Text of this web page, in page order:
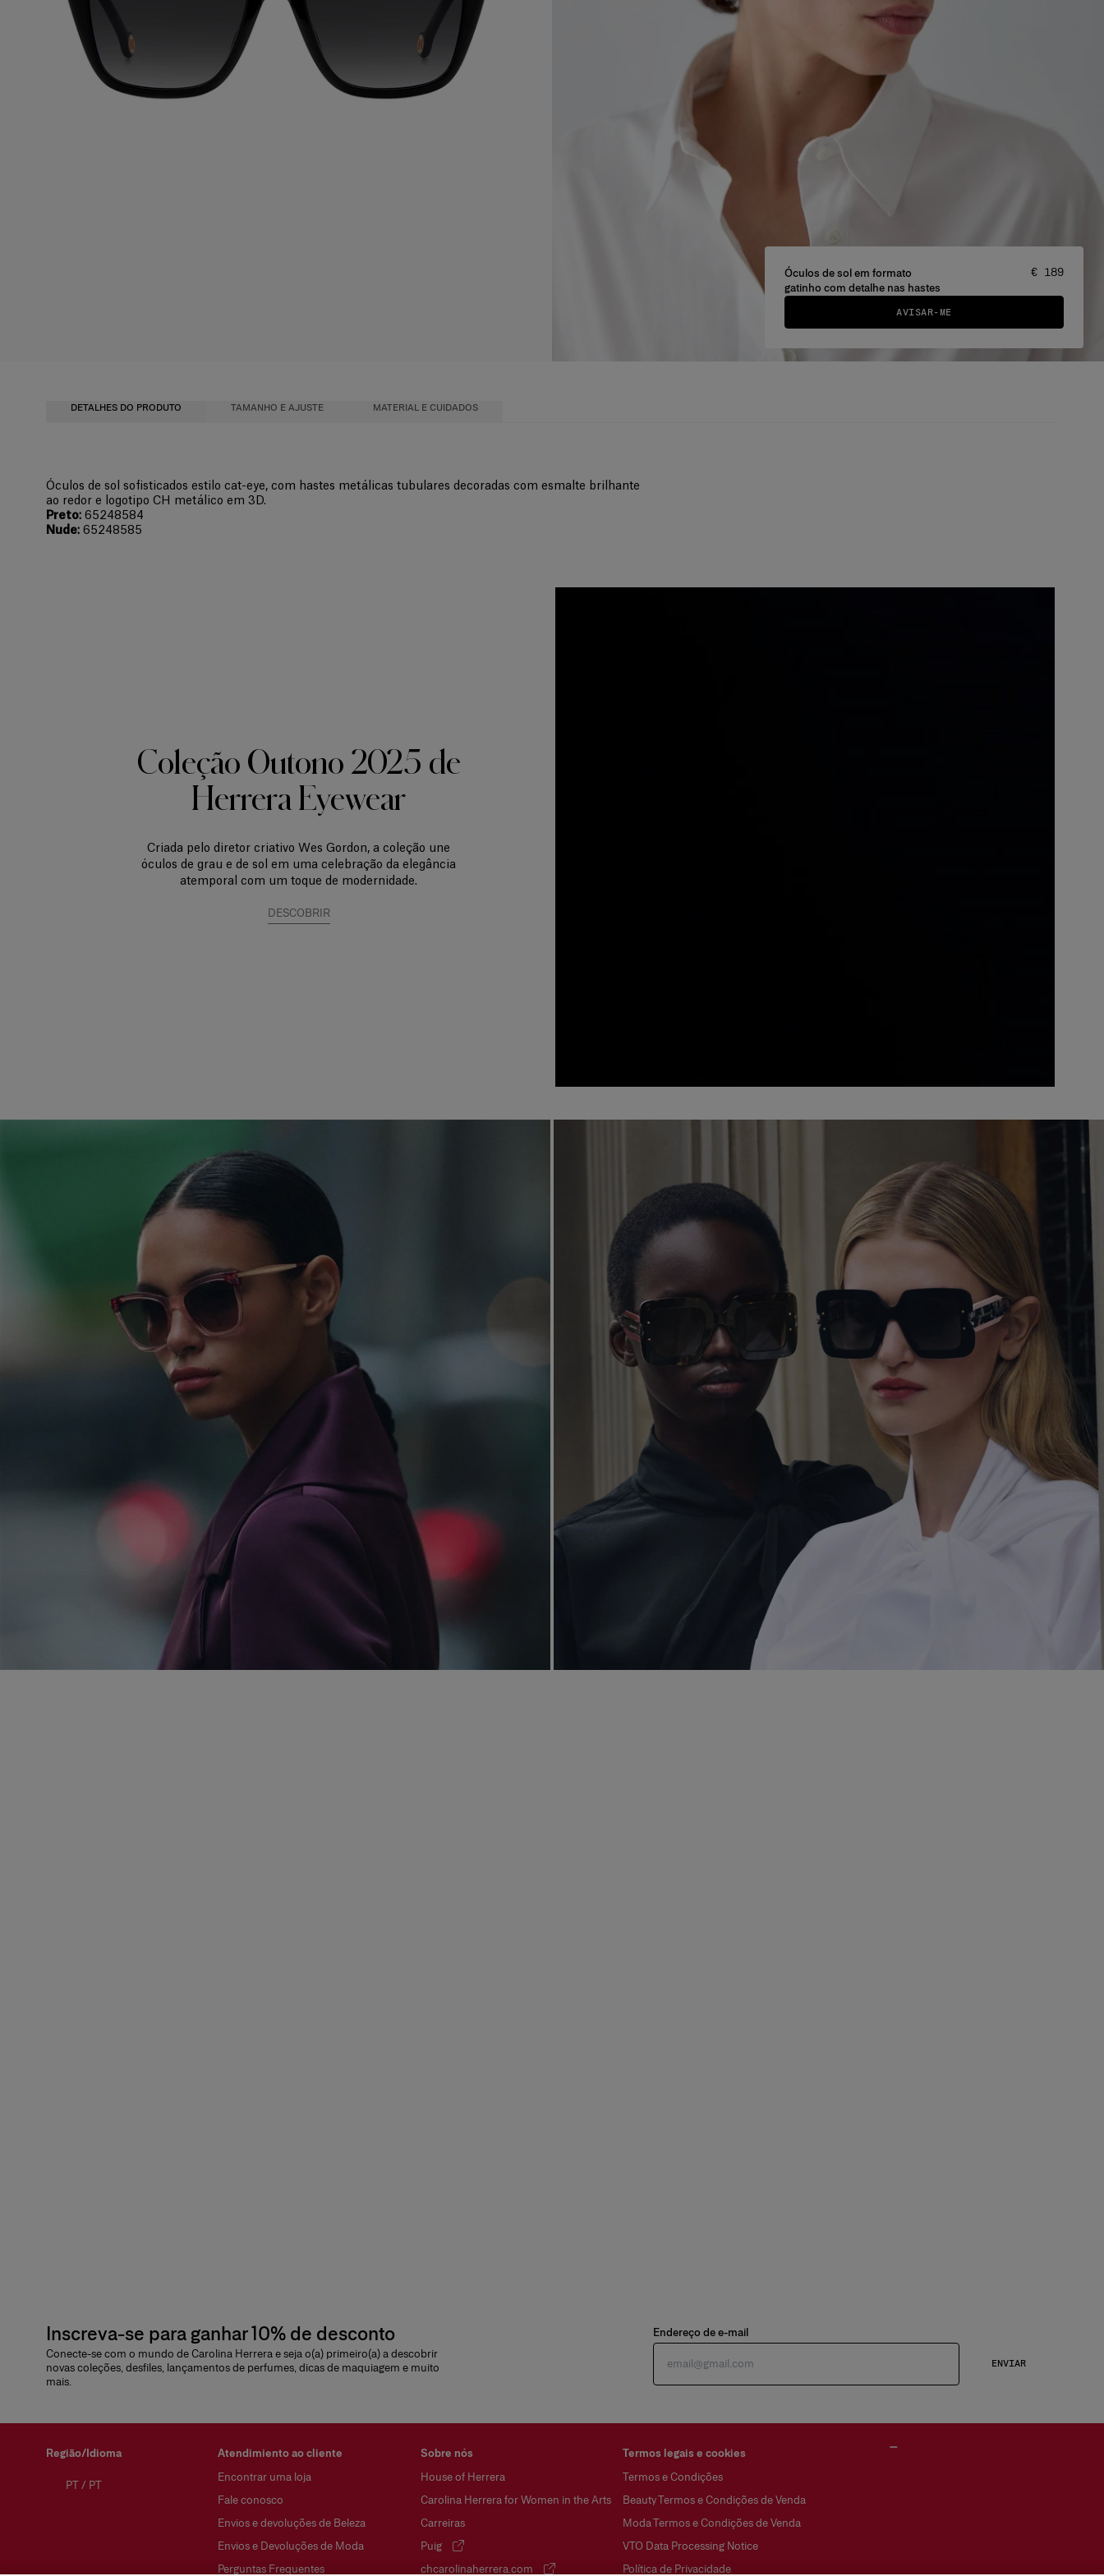
Óculos de sol em formato
gatinho com detalhe nas hastes
Preço:
€ 189
AVISAR-ME
DETALHES DO PRODUTO TAMANHO E AJUSTE MATERIAL E CUIDADOS
Óculos de sol sofisticados estilo cat-eye, com hastes metálicas tubulares decoradas com esmalte brilhante
ao redor e logotipo CH metálico em 3D.
Preto: 65248584
Nude: 65248585
Lentes com 54 mm de largura
Ponte com 18 mm de largura
Hastes com 140 mm de largura
Instruções de lavagem
Somente limpeza de manchas pontuais
Coleção Outono 2025 de
Herrera Eyewear
Criada pelo diretor criativo Wes Gordon, a coleção une
óculos de grau e de sol em uma celebração da elegância
atemporal com um toque de modernidade.
DESCOBRIR
Inscreva-se para ganhar 10% de desconto
Conecte-se com o mundo de Carolina Herrera e seja o(a) primeiro(a) a descobrir
novas coleções, desfiles, lançamentos de perfumes, dicas de maquiagem e muito
mais.
Endereço de e-mail
ENVIAR
Região/Idioma
PT/ PT
Atendimiento ao cliente
Encontrar uma loja
Fale conosco
Envios e devoluções de Beleza
Envios e Devoluções de Moda
Perguntas Frequentes
Sobre nós
House of Herrera
Carolina Herrera for Women in the Arts
Carreiras
Puig
(abre em uma nova guia)
chcarolinaherrera.com
Termos legais e cookies
Termos e Condições
Beauty Termos e Condições de Venda
Moda Termos e Condições de Venda
VTO Data Processing Notice
Política de Privacidade